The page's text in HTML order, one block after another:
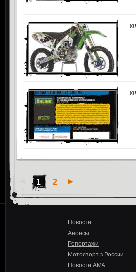
1 2
Новости
Анонсы
Репортажи
Мотоспорт в России
Новости AMA